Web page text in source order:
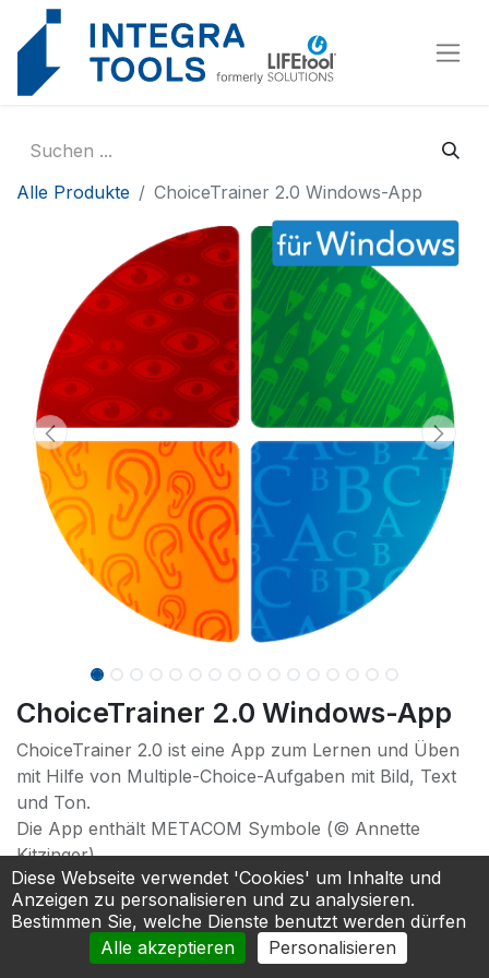
Alle Produkte ChoiceTrainer 2.0 Windows-App
ChoiceTrainer 2.0 Windows-App
ChoiceTrainer 2.0 ist eine App zum Lernen und Üben
mit Hilfe von Multiple-Choice-Aufgaben mit Bild, Text
und Ton.
Die App enthält METACOM Symbole (© Annette
Kitzinger).
Cookie-Einstellungen
Diese Webseite verwendet 'Cookies' um Inhalte und
Anzeigen zu personalisieren und zu analysieren.
Bestimmen Sie, welche Dienste benutzt werden dürfen
Alle akzeptieren
Personalisieren